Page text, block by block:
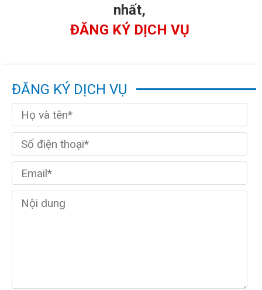
nhất,
ĐĂNG KÝ DỊCH VỤ
ĐĂNG KÝ DỊCH VỤ